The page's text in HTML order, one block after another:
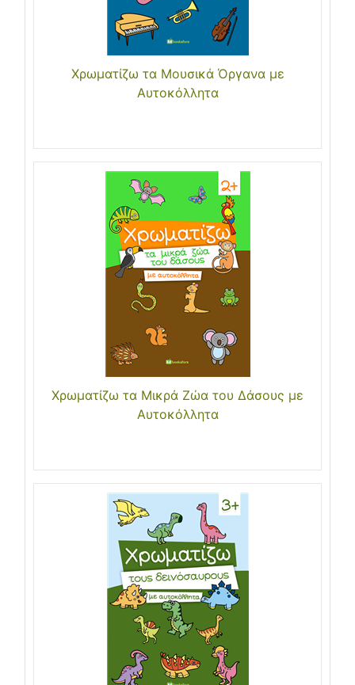
Χρωματίζω τα Μουσικά Όργανα με
Αυτοκόλλητα
Χρωματίζω τα Μικρά Ζώα του Δάσους με
Αυτοκόλλητα